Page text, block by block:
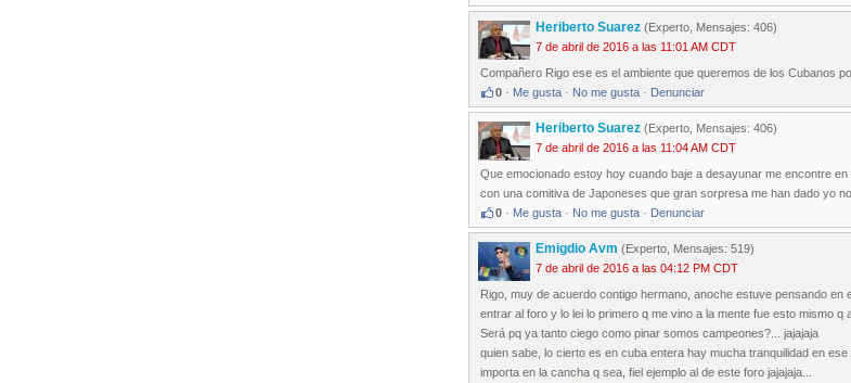
Heriberto Suarez (Experto, Mensajes: 406)
7 de abril de 2016 a las 11:01 AM CDT
Compañero Rigo ese es el ambiente que queremos de los Cubanos
0 · Me gusta · No me gusta · Denunciar
Heriberto Suarez (Experto, Mensajes: 406)
7 de abril de 2016 a las 11:04 AM CDT
Que emocionado estoy hoy cuando baje a desayunar me encontre
con una comitiva de Japoneses que gran sorpresa me han dado yo
0 · Me gusta · No me gusta · Denunciar
Emigdio Avm (Experto, Mensajes: 519)
7 de abril de 2016 a las 04:12 PM CDT
Rigo, muy de acuerdo contigo hermano, anoche estuve pensando
entrar al foro y lo lei lo primero q me vino a la mente fue esto mismo q
Será pq ya tanto ciego como pinar somos campeones?... jajajaja
quien sabe, lo cierto es en cuba entera hay mucha tranquilidad en
importa en la cancha q sea, fiel ejemplo al de este foro jajajaja...